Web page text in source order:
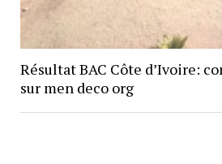
Résultat BAC Côte d’Ivoire:
sur men deco org